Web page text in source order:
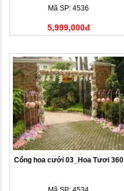
Mã SP: 4536
5,999,000đ
Cổng hoa cưới 03_Hoa Tươi 360